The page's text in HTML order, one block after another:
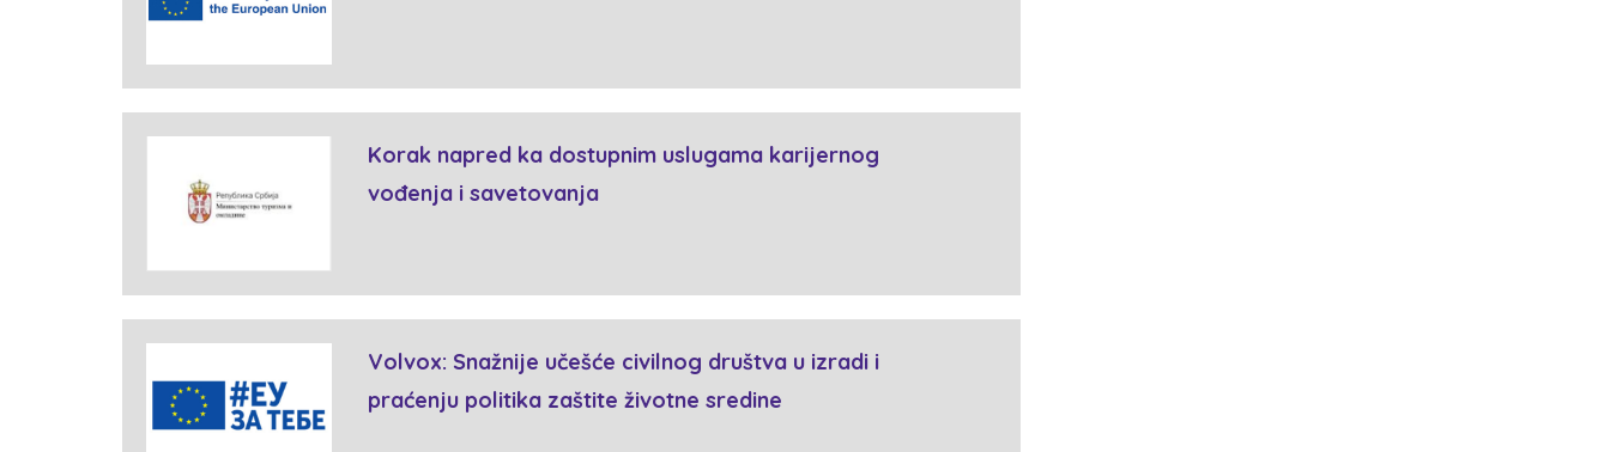
Korak napred ka dostupnim uslugama karijernog
vođenja i savetovanja
Volvox: Snažnije učešće civilnog društva u izradi i
praćenju politika zaštite životne sredine